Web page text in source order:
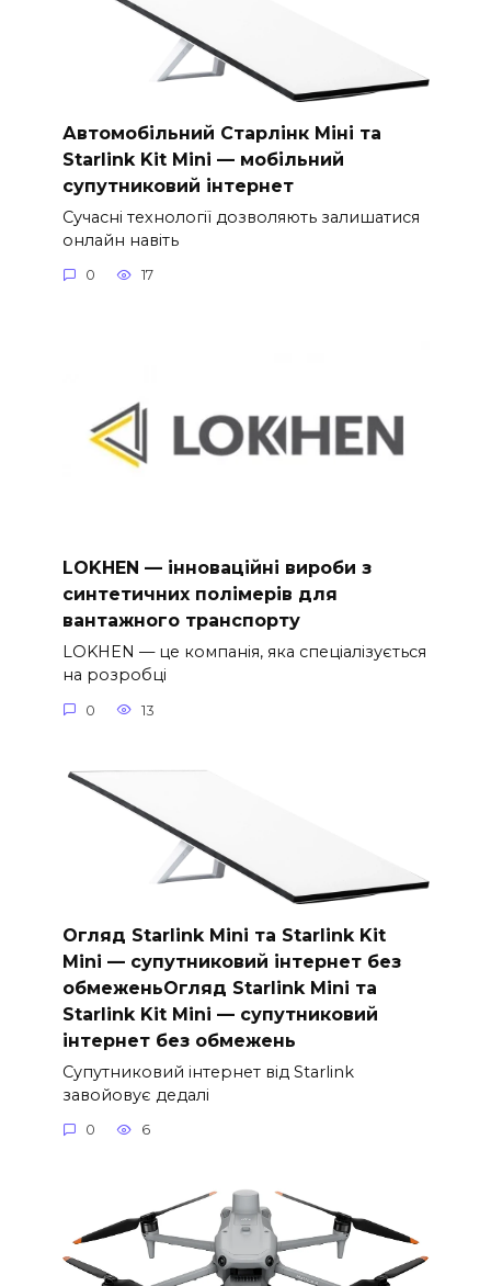
Автомобільний Старлінк Міні та
Starlink Kit Mini — мобільний
супутниковий інтернет
Сучасні технології дозволяють залишатися
онлайн навіть
0 17
LOKHEN — інноваційні вироби з
синтетичних полімерів для
вантажного транспорту
LOKHEN — це компанія, яка спеціалізується
на розробці
0 13
Огляд Starlink Mini та Starlink Kit
Mini — супутниковий інтернет без
обмеженьОгляд Starlink Mini та
Starlink Kit Mini — супутниковий
інтернет без обмежень
Супутниковий інтернет від Starlink
завойовує дедалі
0 6